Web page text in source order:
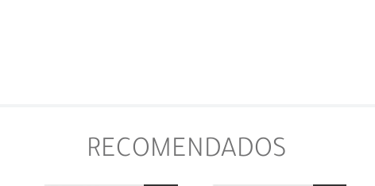
RECOMENDADOS